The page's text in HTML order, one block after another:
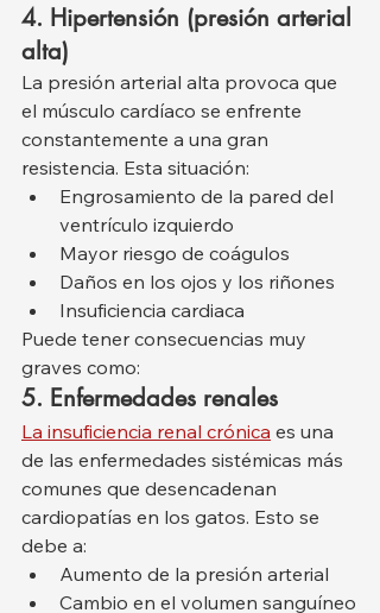
4. Hipertensión (presión arterial
alta)
La presión arterial alta provoca que
el músculo cardíaco se enfrente
constantemente a una gran
resistencia. Esta situación:
Engrosamiento de la pared del
ventrículo izquierdo
Mayor riesgo de coágulos
Daños en los ojos y los riñones
Insuficiencia cardiaca
Puede tener consecuencias muy
graves como:
5. Enfermedades renales
La insuficiencia renal crónica es una
de las enfermedades sistémicas más
comunes que desencadenan
cardiopatías en los gatos. Esto se
debe a:
Aumento de la presión arterial
Cambio en el volumen sanguíneo